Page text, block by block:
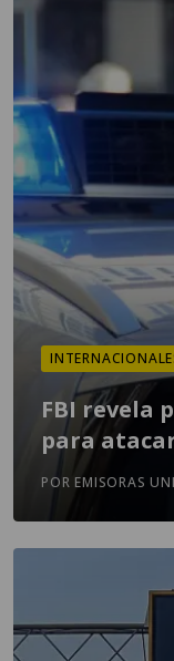
FBI revela
para
POR EMISORAS